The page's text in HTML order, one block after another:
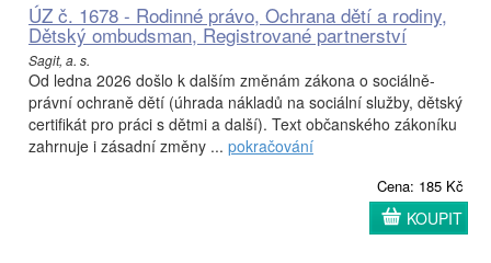
ÚZ č. 1678 - Rodinné právo, Ochrana dětí a rodiny,
Dětský ombudsman, Registrované partnerství
Sagit, a. s.
Od ledna 2026 došlo k dalším změnám zákona o sociálně-
právní ochraně dětí (úhrada nákladů na sociální služby, dětský
certifikát pro práci s dětmi a další). Text občanského zákoníku
zahrnuje i zásadní změny ... pokračování
Cena: 185 Kč
KOUPIT